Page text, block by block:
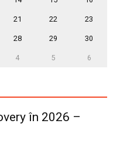
21 22 23
28 29 30
4 5 6
în 2026 –